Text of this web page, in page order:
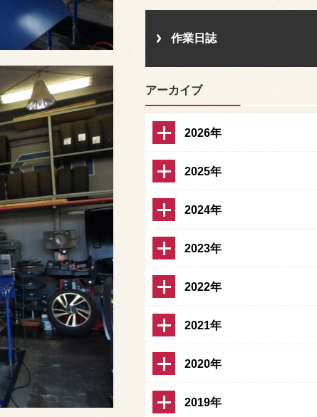
作業日誌
アーカイブ
2026年
2025年
2024年
2023年
2022年
2021年
2020年
2019年